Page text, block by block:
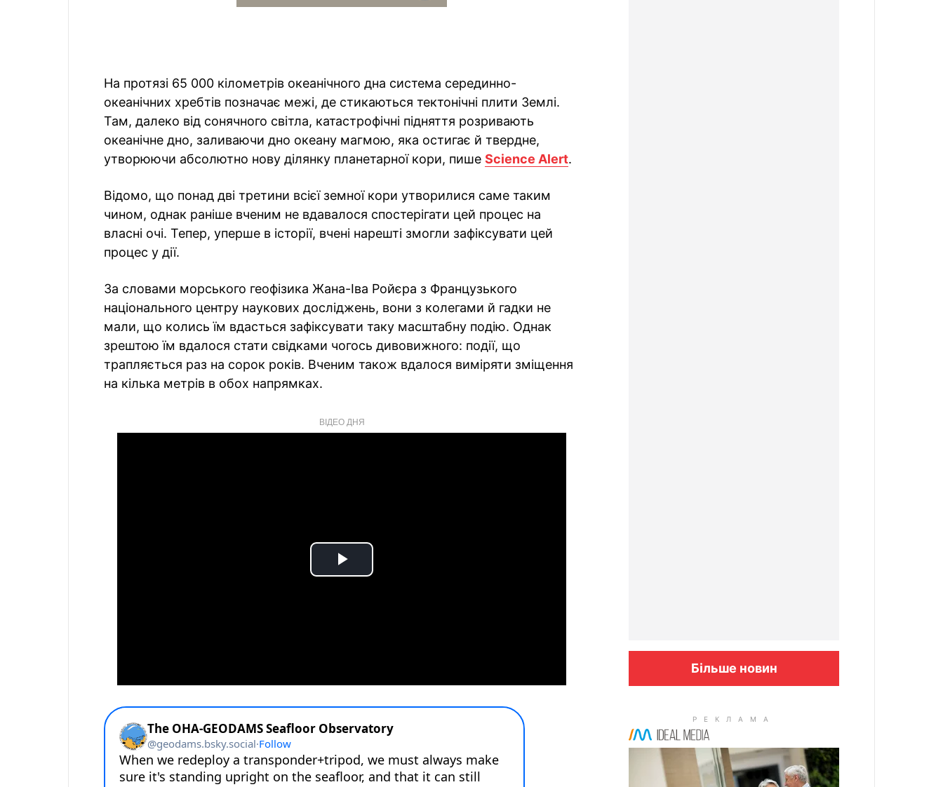
На протязі 65 000 кілометрів океанічного дна система серединно-
океанічних хребтів позначає межі, де стикаються тектонічні плити Землі.
Там, далеко від сонячного світла, катастрофічні підняття розривають
океанічне дно, заливаючи дно океану магмою, яка остигає й твердне,
утворюючи абсолютно нову ділянку планетарної кори, пише Science Alert.
Відомо, що понад дві третини всієї земної кори утворилися саме таким
чином, однак раніше вченим не вдавалося спостерігати цей процес на
власні очі. Тепер, уперше в історії, вчені нарешті змогли зафіксувати цей
процес у дії.
За словами морського геофізика Жана-Іва Ройєра з Французького
національного центру наукових досліджень, вони з колегами й гадки не
мали, що колись їм вдасться зафіксувати таку масштабну подію. Однак
зрештою їм вдалося стати свідками чогось дивовижного: події, що
трапляється раз на сорок років. Вченим також вдалося виміряти зміщення
на кілька метрів в обох напрямках.
ВІДЕО ДНЯ
Play
Більше новин